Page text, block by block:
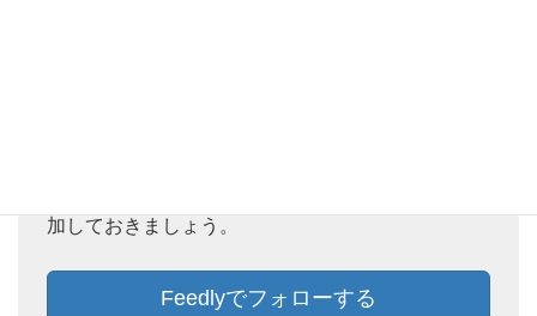
加しておきましょう。
Feedlyでフォローする